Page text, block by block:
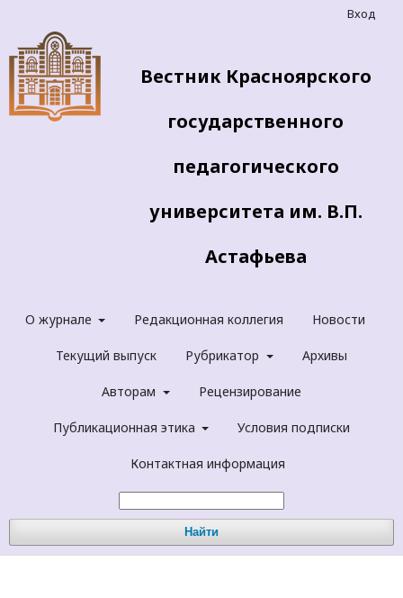
Вестник Красноярского
государственного
педагогического
университета им. В.П.
Астафьева
О журнале Редакционная коллегия Новости
Текущий выпуск Рубрикатор Архивы
Авторам Рецензирование
Публикационная этика Условия подписки
Контактная информация
Найти
Вход